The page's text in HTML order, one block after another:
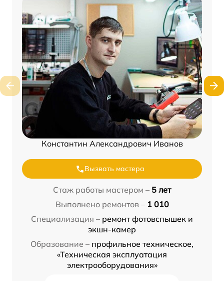
Константин Александрович Иванов
Вызвать мастера
Стаж работы мастером – 5 лет
Выполнено ремонтов – 1 010
Специализация – ремонт фотовспышек и
экшн-камер
Образование – профильное техническое,
«Техническая эксплуатация
электрооборудования»